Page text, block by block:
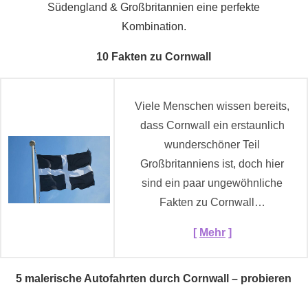
Südengland & Großbritannien eine perfekte
Kombination.
10 Fakten zu Cornwall
Viele Menschen wissen bereits,
dass Cornwall ein erstaunlich
wunderschöner Teil
Großbritanniens ist, doch hier
sind ein paar ungewöhnliche
Fakten zu Cornwall…
[ Mehr]
5 malerische Autofahrten durch Cornwall – probieren